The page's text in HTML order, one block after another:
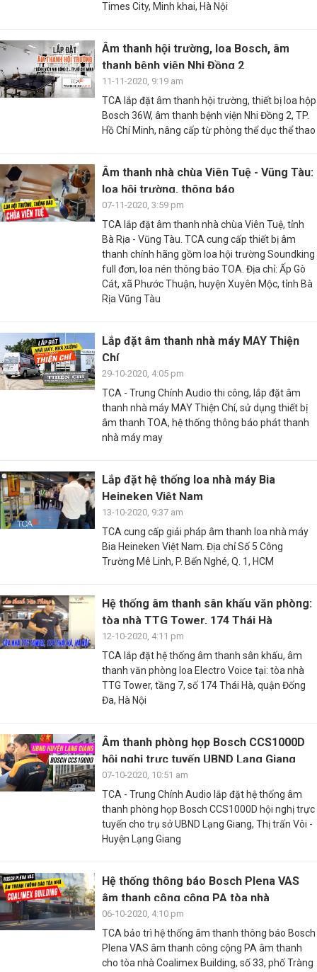
Times City, Minh khai, Hà Nội
Âm thanh hội trường, loa Bosch, âm
thanh bệnh viện Nhi Đồng 2
11-11-2020, 9:19 am
TCA lắp đặt âm thanh hội trường, thiết bị loa hộp
Bosch 36W, âm thanh bệnh viện Nhi Đồng 2, TP.
Hồ Chí Minh, nâng cấp từ phòng thể dục thể thao
Âm thanh nhà chùa Viên Tuệ - Vũng Tàu:
loa hội trường, thông báo
07-11-2020, 3:59 pm
TCA lắp đặt âm thanh nhà chùa Viên Tuệ, tỉnh
Bà Rịa - Vũng Tàu. TCA cung cấp thiết bị âm
thanh chính hãng gồm loa hội trường Soundking
full đơn, loa nén thông báo TOA. Địa chỉ: Ấp Gò
Cát, xã Phước Thuận, huyện Xuyên Mộc, tỉnh Bà
Rịa Vũng Tàu
Lắp đặt âm thanh nhà máy MAY Thiện
Chí
29-10-2020, 4:05 pm
TCA - Trung Chính Audio thi công, lắp đặt âm
thanh nhà máy MAY Thiện Chí, sử dụng thiết bị
âm thanh TOA, hệ thống thông báo phát thanh
nhà máy may
Lắp đặt hệ thống loa nhà máy Bia
Heineken Việt Nam
13-10-2020, 9:37 am
TCA cung cấp giải pháp âm thanh loa nhà máy
Bia Heineken Việt Nam. Địa chỉ Số 5 Công
Trường Mê Linh, P. Bến Nghé, Q. 1, HCM
Hệ thống âm thanh sân khấu văn phòng:
tòa nhà TTG Tower, 174 Thái Hà
12-10-2020, 4:11 pm
TCA lắp đặt hệ thống âm thanh sân khấu, âm
thanh văn phòng loa Electro Voice tại: tòa nhà
TTG Tower, tầng 7, số 174 Thái Hà, quận Đống
Đa, Hà Nội
Âm thanh phòng họp Bosch CCS1000D
hội nghị trực tuyến UBND Lạng Giang
07-10-2020, 10:51 am
TCA - Trung Chính Audio lắp đặt hệ thống âm
thanh phòng họp Bosch CCS1000D hội nghị trực
tuyến cho trụ sở UBND Lạng Giang, Thị trấn Vôi -
Huyện Lạng Giang
Hệ thống thông báo Bosch Plena VAS
âm thanh công cộng PA tòa nhà
Coalimex Building
06-10-2020, 4:10 pm
TCA bảo trì hệ thống âm thanh thông báo Bosch
Plena VAS âm thanh công cộng PA âm thanh
cho tòa nhà Coalimex Building, số 33, phố Tràng